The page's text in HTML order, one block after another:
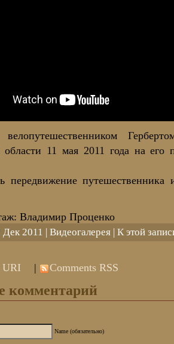
области 11 мая 2011 года на
передвижение
Владимир Проценко
2011 | Видеогалерея| К этой
URI | Comments RSS
комментарий
Name (обязательно)